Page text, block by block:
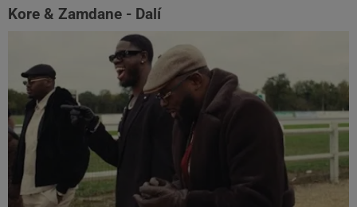
Kore & Zamdane - Dalí